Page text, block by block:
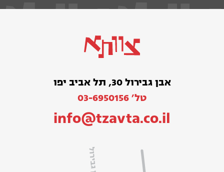
אבן גבירול 30, תל אביב יפו
טל׳ 03-6950156
info@tzavta.co.il